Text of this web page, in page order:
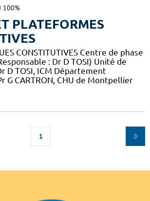
100%
PLATEFORMES
CONSTITUTIVES Centre de phase
: Dr D TOSI) Unité de
D TOSI, ICM Département
G CARTRON, CHU de Montpellier
1